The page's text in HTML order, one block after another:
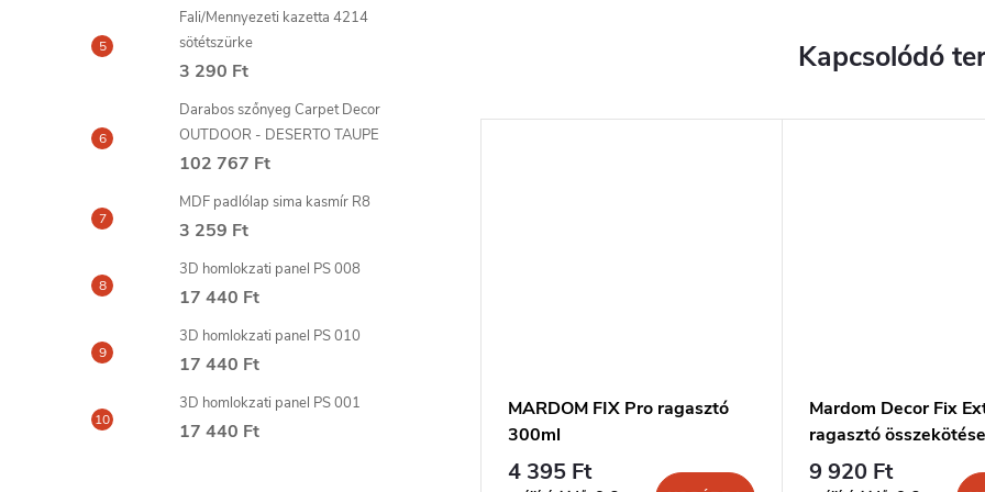
Fali/Mennyezeti kazetta 4214
sötétszürke
3 290 Ft
Darabos szőnyeg Carpet Decor
OUTDOOR - DESERTO TAUPE
102 767 Ft
MDF padlólap sima kasmír R8
3 259 Ft
3D homlokzati panel PS 008
17 440 Ft
3D homlokzati panel PS 010
17 440 Ft
3D homlokzati panel PS 001
17 440 Ft
Kapcsolódó
MAX ragasztó
MARDOM glett hézagokhoz
és stukkó javításához 330g
MARDOM FIX Pro ragasztó
300ml
4 395 Ft
Mardom Decor Fix
ragasztó
300ml
9 920 Ft